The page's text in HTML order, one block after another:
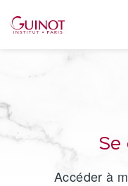
Se
Accéder à